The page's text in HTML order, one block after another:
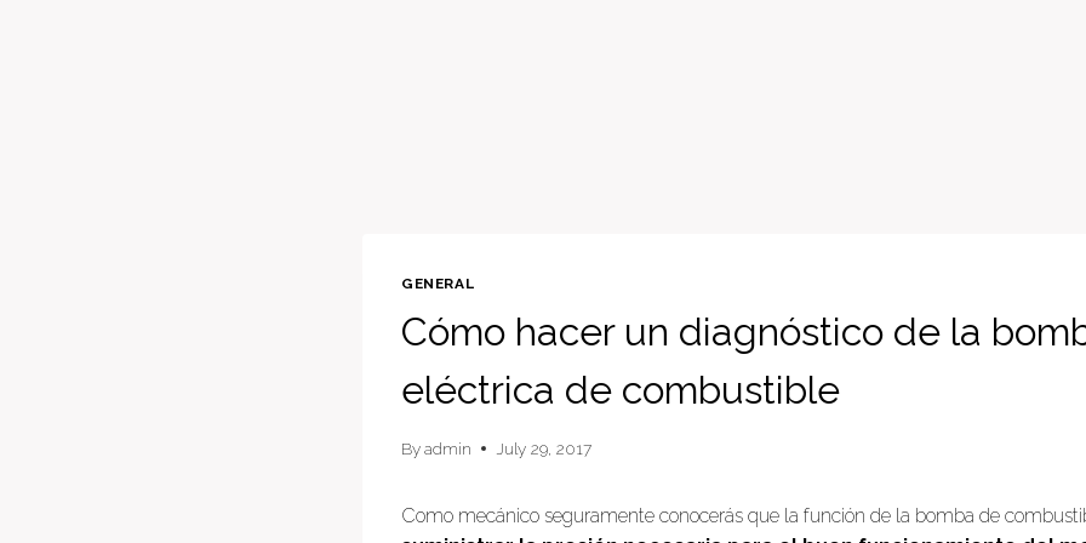
GENERAL
Cómo hacer un diagnóstico de la
eléctrica de combustible
Byadmin July 29, 2017
Como mecánico seguramente conocerás que la función de la bomba de